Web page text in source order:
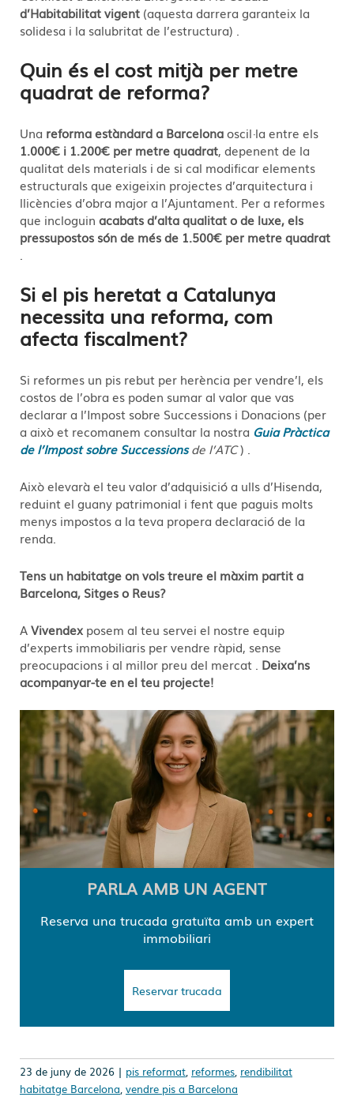
d’Habitabilitat vigent (aquesta darrera garanteix la
solidesa i la salubritat de l’estructura)
Quin és el cost mitjà per metre
quadrat de reforma?
Una reforma estàndard a Barcelonaoscil·la entre els
1.000€ i 1.200€ per metre quadrat, depenent de la
qualitat dels materials i de si cal modificar elements
estructurals que exigeixin projectes d’arquitectura i
llicències d’obra major a l’Ajuntament. Per a reformes
que incloguin acabats d’alta qualitat o de luxe, els
pressupostos són de més de 1.500€ per metre quadrat
Si el pis heretat a Catalunya
necessita una reforma, com
afecta fiscalment?
Si reformes un pis rebut per herència per vendre’l, els
costos de l’obra es poden sumar al valor que vas
declarar a l’Impost sobre Successions i Donacions (per
a això et recomanem consultar la nostra Guia Pràctica
de l’Impost sobre Successionsde l’ATC)
Això elevarà el teu valor d’adquisició a ulls d’Hisenda,
reduint el guany patrimonial i fent que paguis molts
menys impostos a la teva propera declaració de la
renda.
Tens un habitatge on vols treure el màxim partit a
Barcelona, ​​Sitges o Reus?
AVivendex posem al teu servei el nostre equip
d’experts immobiliaris per vendre ràpid, sense
preocupacions i al millor preu del mercat Deixa’ns
acompanyar-te en el teu projecte!
PARLA AMB UN AGENT
Reserva una trucada gratuïta amb un expert
immobiliari
Reservar trucada
23 de juny de 2026 | pis reformat reformes rendibilitat
habitatge Barcelona vendre pis a Barcelona